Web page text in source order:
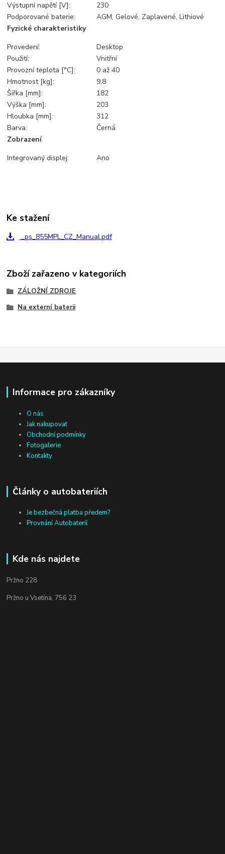
Výstupní napětí [V]:
230
Podporované baterie:
AGM, Gelové, Zaplavené, Lithiové
Fyzické charakteristiky
Provedení:
Desktop
Použití:
Vnitřní
Provozní teplota [°C]:
0 až 40
Hmotnost [kg]:
9,8
Šířka [mm]:
182
Výška [mm]:
203
Hloubka [mm]:
312
Barva:
Černá
Zobrazení
Integrovaný displej:
Ano
Ke stažení
_ps_855MPL_CZ_Manual.pdf
Zboží zařazeno v kategoriích
ZÁLOŽNÍ ZDROJE
Na externí baterii
Informace pro zákazníky
O nás
Jak nakupovat
Obchodní podmínky
Fotogalerie
Kontakty
Články o autobateriích
Je bezbečná platba předem?
Provnání Autobateríí
Kde nás najdete
Pržno 228
Pržno u Vsetína, 756 23